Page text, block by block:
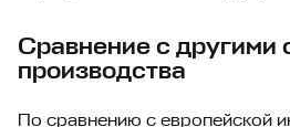
Сравнение с другими
производства
По сравнению с европейской